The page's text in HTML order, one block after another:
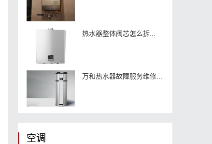
热水器整体阀芯怎么拆...
万和热水器故障服务维修...
空调